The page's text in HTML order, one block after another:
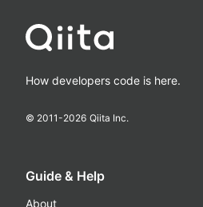
How developers code is here.
© 2011-2026 Qiita Inc.
Guide & Help
About